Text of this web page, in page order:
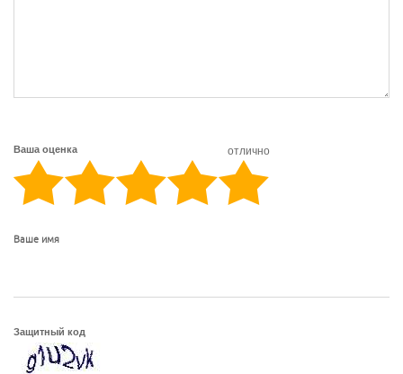
Ваша оценка отлично
Ваше имя
Защитный код